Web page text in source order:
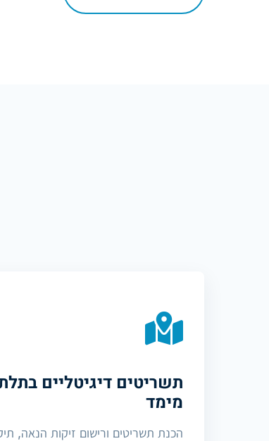
תשריטים דיגיטליים
מימד
הכנת תשריטים ורישום זיקות הנאה,